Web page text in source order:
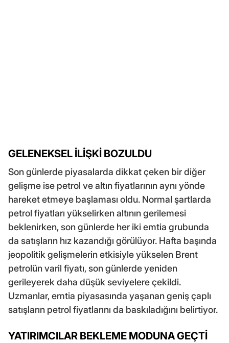
GELENEKSEL İLİŞKİ BOZULDU
Son günlerde piyasalarda dikkat çeken bir diğer
gelişme ise petrol ve altın fiyatlarının aynı yönde
hareket etmeye başlaması oldu. Normal şartlarda
petrol fiyatları yükselirken altının gerilemesi
beklenirken, son günlerde her iki emtia grubunda
da satışların hız kazandığı görülüyor. Hafta başında
jeopolitik gelişmelerin etkisiyle yükselen Brent
petrolün varil fiyatı, son günlerde yeniden
gerileyerek daha düşük seviyelere çekildi.
Uzmanlar, emtia piyasasında yaşanan geniş çaplı
satışların petrol fiyatlarını da baskıladığını belirtiyor.
YATIRIMCILAR BEKLEME MODUNA GEÇTİ